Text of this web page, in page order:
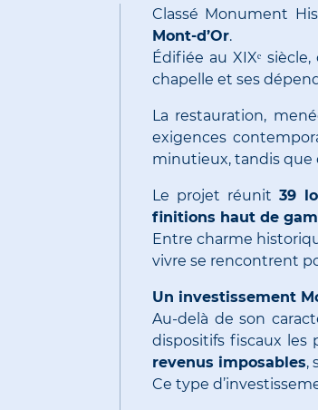
Classé Monument
Mont-d’Or.
Édifiée au XIXᵉ
chapelle et ses
La restauration,
exigences
minutieux, tandis que
Le projet réunit39
finitions haut de
Entre charme
vivre se rencontrent
Un investissement
Au-delà de son
dispositifs fiscaux les
revenus imposables,
Ce type